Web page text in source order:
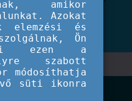
városában, a Széchenyi
amikor
Azokat
elemzési és
Ön
ezen a
szabott
módosíthatja
süti ikonra